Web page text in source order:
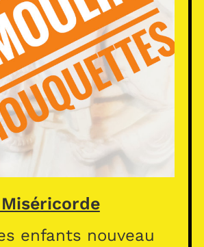
enfants nouveau